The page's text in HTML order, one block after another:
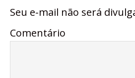
Seu e-mail não será
Comentário